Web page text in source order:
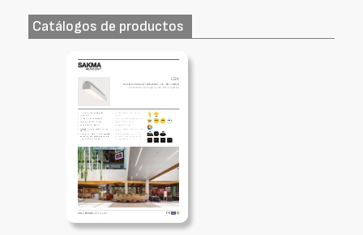
Catálogos de productos